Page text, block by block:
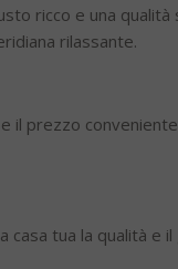
ricco e una qualità
rilassante.
il prezzo
tua la qualità e